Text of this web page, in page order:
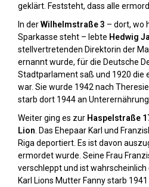
geklärt. Feststeht, dass alle
In derWilhelmstraße 3 – dort, wo
Sparkasse steht – lebte Hedwig
stellvertretenden Direktorin der
ernannt wurde, für die Deutsche
Stadtparlament saß und 1920 die
war. Sie wurde 1942 nach
starb dort 1944 an Unterernährung.
Weiter ging es zur Haspelstraße
Lion . Das Ehepaar Karl und
Riga deportiert. Es ist davon
ermordet wurde. Seine Frau
verschleppt und ist
Karl Lions Mutter Fanny starb